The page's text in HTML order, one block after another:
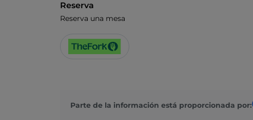
Reserva
Reserva una mesa
Parte de la información está proporcionada por: